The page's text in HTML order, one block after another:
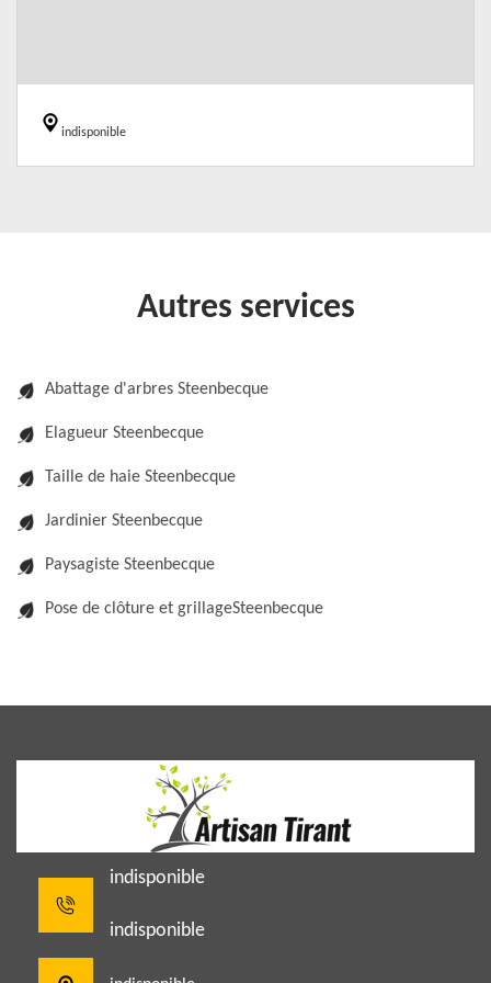
indisponible
Autres services
Abattage d'arbres Steenbecque
Elagueur Steenbecque
Taille de haie Steenbecque
Jardinier Steenbecque
Paysagiste Steenbecque
Pose de clôture et grillageSteenbecque
indisponible
indisponible